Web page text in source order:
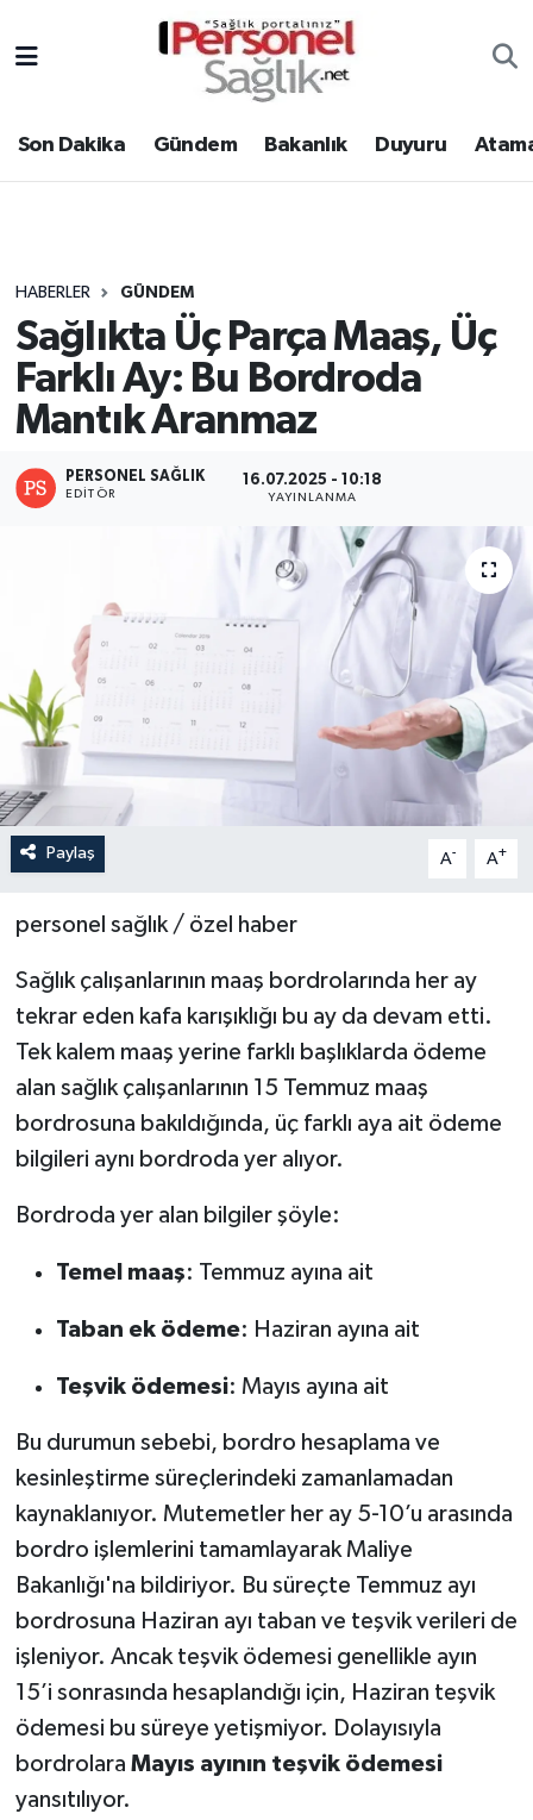
Son Dakika Gündem Bakanlık Duyuru
HABERLER GÜNDEM
Sağlıkta Üç Parça Maaş, Üç
Farklı Ay: Bu Bordroda
Mantık Aranmaz
PERSONEL SAĞLIK
EDITÖR
16.07.2025 - 10:18
YAYINLANMA
Paylaş A- A+
personel sağlık / özel haber
Sağlık çalışanlarının maaş bordrolarında her ay
tekrar eden kafa karışıklığı bu ay da devam etti.
Tek kalem maaş yerine farklı başlıklarda ödeme
alan sağlık çalışanlarının 15 Temmuz maaş
bordrosuna bakıldığında, üç farklı aya ait ödeme
bilgileri aynı bordroda yer alıyor.
Bordroda yer alan bilgiler şöyle:
Temel maaş: Temmuz ayına ait
Taban ek ödeme: Haziran ayına ait
Teşvik ödemesi: Mayıs ayına ait
Bu durumun sebebi, bordro hesaplama ve
kesinleştirme süreçlerindeki zamanlamadan
kaynaklanıyor. Mutemetler her ay 5-10’u arasında
bordro işlemlerini tamamlayarak Maliye
Bakanlığı'na bildiriyor. Bu süreçte Temmuz ayı
bordrosuna Haziran ayı taban ve teşvik verileri de
işleniyor. Ancak teşvik ödemesi genellikle ayın
15’i sonrasında hesaplandığı için, Haziran teşvik
ödemesi bu süreye yetişmiyor. Dolayısıyla
bordrolara Mayıs ayının teşvik ödemesi
yansıtılıyor.
Gündem
Atamalar
Mevzuat
Nöbetçi Eczaneler
Hava Durumu
Tüm Manşetler
Son Dakika Haberleri